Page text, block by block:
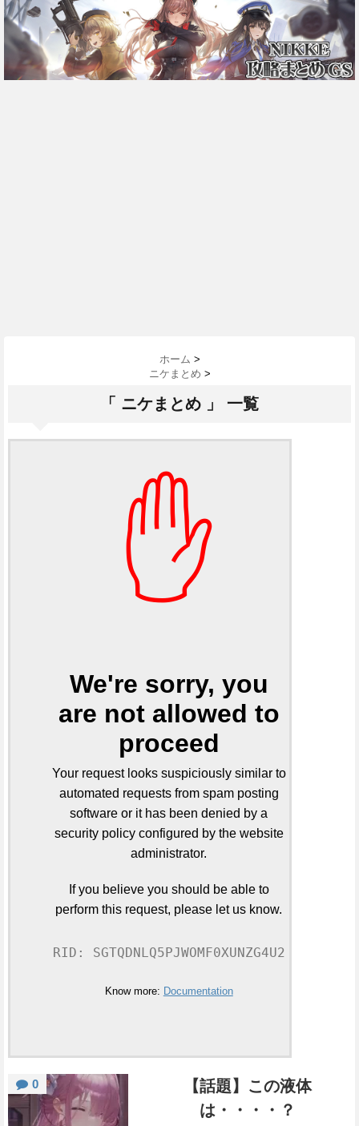
ホーム >
ニケまとめ >
「 ニケまとめ 」 一覧
✋
We're sorry, you
are not allowed to
proceed
Your request looks suspiciously similar to
automated requests from spam posting
software or it has been denied by a
security policy configured by the website
administrator.
If you believe you should be able to
perform this request, please let us know.
RID: SGTQDNLQ5PJWOMF0XUNZG4U2
Know more: Documentation
0
【話題】この液体
は・・・・？